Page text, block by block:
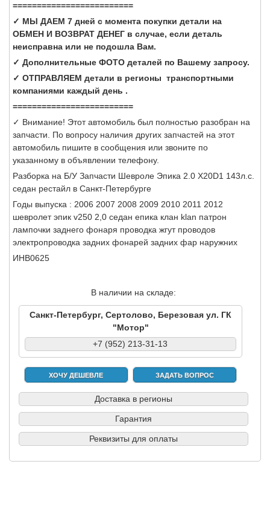
=========================
✓ МЫ ДАЕМ 7 дней с момента покупки детали на
ОБМЕН И ВОЗВРАТ ДЕНЕГ в случае, если деталь
неисправна или не подошла Вам.
✓ Дополнительные ФОТО деталей по Вашему запросу.
✓ ОТПРАВЛЯЕМ детали в регионы транспортными
компаниями каждый день .
=========================
✓ Внимание! Этот автомобиль был полностью разобран на
запчасти. По вопросу наличия других запчастей на этот
автомобиль пишите в сообщения или звоните по
указанному в объявлении телефону.
Разборка на Б/У Запчасти Шевроле Эпика 2.0 X20D1 143л.с.
седан рестайл в Санкт-Петербурге
Годы выпуска : 2006 2007 2008 2009 2010 2011 2012
шевролет эпик v250 2,0 седан епика клан klan патрон
лампочки заднего фонаря проводка жгут проводов
электропроводка задних фонарей задних фар наружних
ИНВ0625
В наличии на складе:
Санкт-Петербург, Сертолово, Березовая ул. ГК
"Мотор"
+7 (952) 213-31-13
ХОЧУ ДЕШЕВЛЕ ЗАДАТЬ ВОПРОС
Доставка в регионы
Гарантия
Реквизиты для оплаты